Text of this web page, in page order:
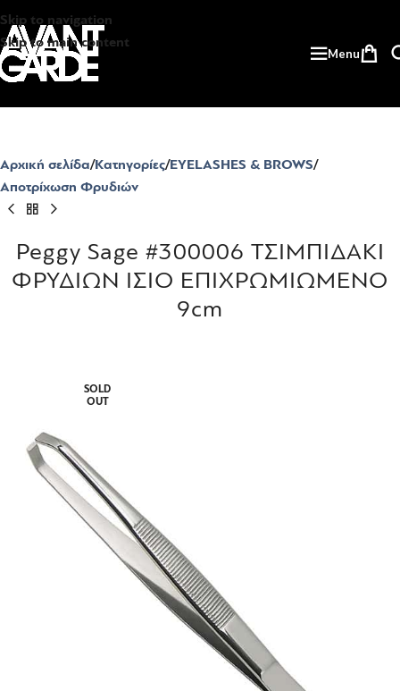
Skip to navigation
Skip to main content
Menu
Αρχική σελίδα Κατηγορίες EYELASHES & BROWS
Αποτρίχωση Φρυδιών
Peggy Sage #300006 ΤΣΙΜΠΙΔΑΚΙ
ΦΡΥΔΙΩΝ ΙΣΙΟ ΕΠΙΧΡΩΜΙΩΜΕΝΟ
9cm
SOLD
OUT